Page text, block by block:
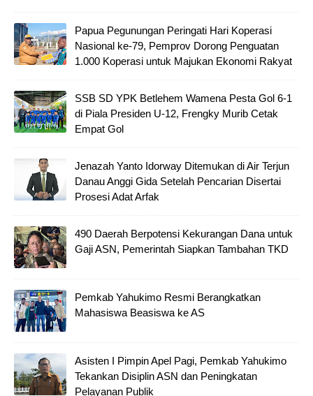
Papua Pegunungan Peringati Hari Koperasi
Nasional ke-79, Pemprov Dorong Penguatan
1.000 Koperasi untuk Majukan Ekonomi Rakyat
SSB SD YPK Betlehem Wamena Pesta Gol 6-1
di Piala Presiden U-12, Frengky Murib Cetak
Empat Gol
Jenazah Yanto Idorway Ditemukan di Air Terjun
Danau Anggi Gida Setelah Pencarian Disertai
Prosesi Adat Arfak
490 Daerah Berpotensi Kekurangan Dana untuk
Gaji ASN, Pemerintah Siapkan Tambahan TKD
Pemkab Yahukimo Resmi Berangkatkan
Mahasiswa Beasiswa ke AS
Asisten I Pimpin Apel Pagi, Pemkab Yahukimo
Tekankan Disiplin ASN dan Peningkatan
Pelayanan Publik